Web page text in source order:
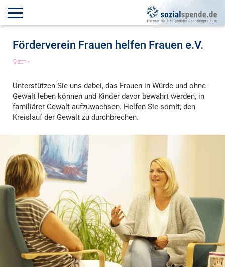
Förderverein Frauen helfen Frauen e.V.
Unterstützen Sie uns dabei, das Frauen in Würde und ohne
Gewalt leben können und Kinder davor bewahrt werden, in
familiärer Gewalt aufzuwachsen. Helfen Sie somit, den
Kreislauf der Gewalt zu durchbrechen.